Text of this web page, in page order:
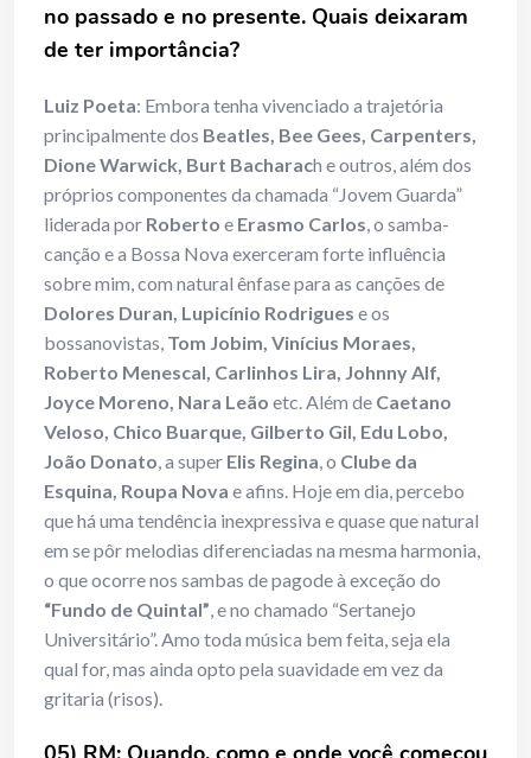
no passado e no presente. Quais deixaram
de ter importância?
Luiz Poeta: Embora tenha vivenciado a trajetória
principalmente dos Beatles, Bee Gees, Carpenters,
Dione Warwick, Burt Bacharach e outros, além dos
próprios componentes da chamada “Jovem Guarda”
liderada por Roberto e Erasmo Carlos, o samba-
canção e a Bossa Nova exerceram forte influência
sobre mim, com natural ênfase para as canções de
Dolores Duran, Lupicínio Rodrigues e os
bossanovistas, Tom Jobim, Vinícius Moraes,
Roberto Menescal, Carlinhos Lira, Johnny Alf,
Joyce Moreno, Nara Leão etc. Além de Caetano
Veloso, Chico Buarque, Gilberto Gil, Edu Lobo,
João Donato, a super Elis Regina, o Clube da
Esquina, Roupa Nova e afins. Hoje em dia, percebo
que há uma tendência inexpressiva e quase que natural
em se pôr melodias diferenciadas na mesma harmonia,
o que ocorre nos sambas de pagode à exceção do
“Fundo de Quintal”, e no chamado “Sertanejo
Universitário”. Amo toda música bem feita, seja ela
qual for, mas ainda opto pela suavidade em vez da
gritaria (risos).